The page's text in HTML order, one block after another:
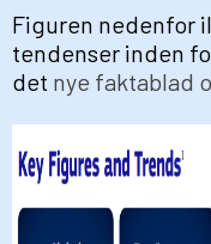
Figuren nedenfor
tendenser inden
det nye faktablad